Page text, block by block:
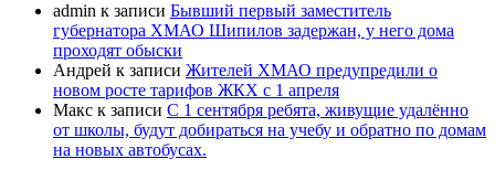
admin к записи Бывший первый заместитель
губернатора ХМАО Шипилов задержан, у него дома
проходят обыски
Андрей к записи Жителей ХМАО предупредили о
новом росте тарифов ЖКХ с 1 апреля
Макс к записи С 1 сентября ребята, живущие удалённо
от школы, будут добираться на учебу и обратно по домам
на новых автобусах.